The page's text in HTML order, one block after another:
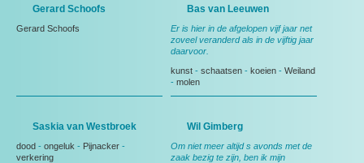
Gerard Schoofs
Gerard Schoofs
Bas van Leeuwen
Er is hier in de afgelopen vijf jaar net
zoveel veranderd als in de vijftig jaar
daarvoor.
kunst - schaatsen - koeien - Weiland
- molen
Saskia van Westbroek
dood - ongeluk - Pijnacker -
verkering
Wil Gimberg
Om niet meer altijd s avonds met de
zaak bezig te zijn, ben ik mijn